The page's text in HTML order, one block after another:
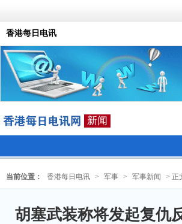
香港每日电讯
新闻
当前位置： 香港每日电讯 > 军事 > 军事新闻 > 正
胡塞武装称将发起复仇